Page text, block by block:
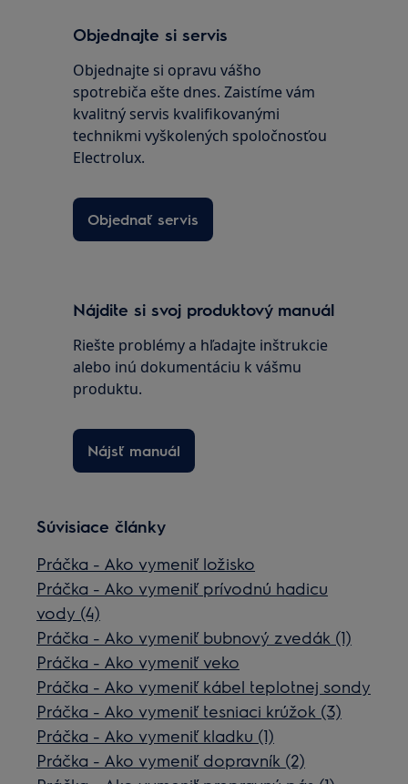
Objednajte si servis
Objednajte si opravu vášho
spotrebiča ešte dnes. Zaistíme vám
kvalitný servis kvalifikovanými
technikmi vyškolených spoločnosťou
Electrolux.
Objednať servis
Nájdite si svoj produktový manuál
Riešte problémy a hľadajte inštrukcie
alebo inú dokumentáciu k vášmu
produktu.
Nájsť manuál
Súvisiace články
Práčka - Ako vymeniť ložisko
Práčka - Ako vymeniť prívodnú hadicu
vody (4)
Práčka - Ako vymeniť bubnový zvedák (1)
Práčka - Ako vymeniť veko
Práčka - Ako vymeniť kábel teplotnej sondy
Práčka - Ako vymeniť tesniaci krúžok (3)
Práčka - Ako vymeniť kladku (1)
Práčka - Ako vymeniť dopravník (2)